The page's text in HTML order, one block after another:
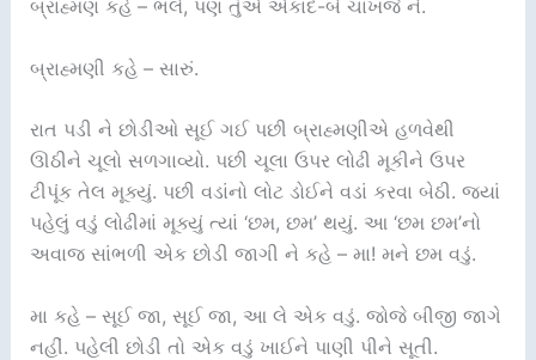
બ્રાહ્મણ કહે – ભલે, પણ તુંએ એકાદ-બે ચાખજે ને.
બ્રાહ્મણી કહે – સારું.
રાત પડી ને છોડીઓ સૂઈ ગઈ પછી બ્રાહ્મણીએ હળવેથી
ઊઠીને ચૂલો સળગાવ્યો. પછી ચૂલા ઉપર લોઢી મૂકીને ઉપર
ટીપૂંક તેલ મૂક્યું. પછી વડાંનો લોટ ડોઈને વડાં કરવા બેઠી. જ્યાં
પહેલું વડું લોઢીમાં મૂક્યું ત્યાં ‘છમ, છમ’ થયું. આ ‘છમ છમ’નો
અવાજ સાંભળી એક છોડી જાગી ને કહે – મા! મને છમ વડું.
મા કહે – સૂઈ જા, સૂઈ જા, આ લે એક વડું. જોજે બીજી જાગે
નહીં. પહેલી છોડી તો એક વડું ખાઈને પાણી પીને સૂતી.